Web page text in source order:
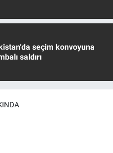
seçim konvoyuna
saldırı